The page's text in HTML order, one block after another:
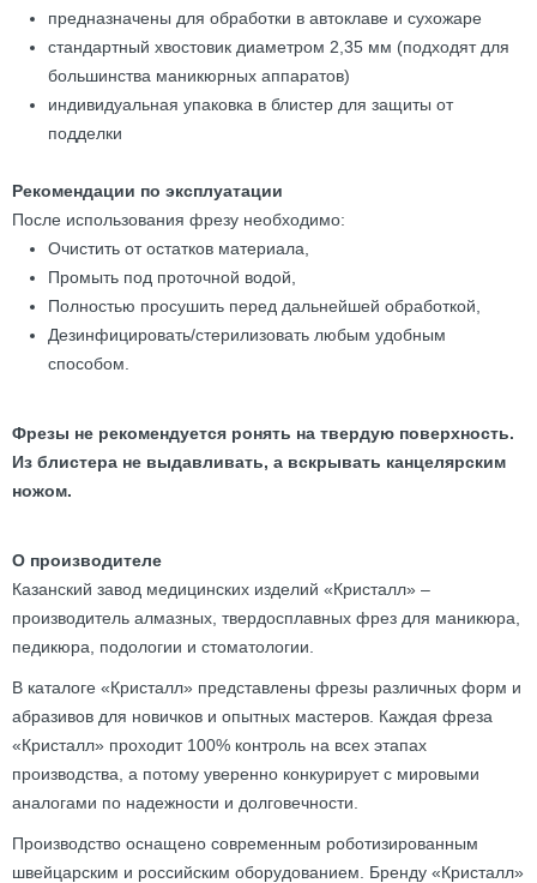
предназначены для обработки в автоклаве и сухожаре
стандартный хвостовик диаметром 2,35 мм (подходят для
большинства маникюрных аппаратов)
индивидуальная упаковка в блистер для защиты от
подделки
Рекомендации по эксплуатации
После использования фрезу необходимо:
Очистить от остатков материала,
Промыть под проточной водой,
Полностью просушить перед дальнейшей обработкой,
Дезинфицировать/стерилизовать любым удобным
способом.
Фрезы не рекомендуется ронять на твердую поверхность.
Из блистера не выдавливать, а вскрывать канцелярским
ножом.
О производителе
Казанский завод медицинских изделий «Кристалл» –
производитель алмазных, твердосплавных фрез для маникюра,
педикюра, подологии и стоматологии.
В каталоге «Кристалл» представлены фрезы различных форм и
абразивов для новичков и опытных мастеров. Каждая фреза
«Кристалл» проходит 100% контроль на всех этапах
производства, а потому уверенно конкурирует с мировыми
аналогами по надежности и долговечности.
Производство оснащено современным роботизированным
швейцарским и российским оборудованием. Бренду «Кристалл»